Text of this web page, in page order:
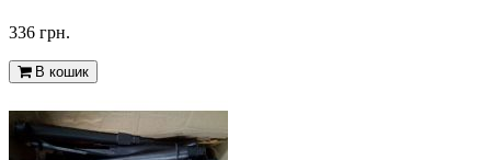
336 грн.
В кошик